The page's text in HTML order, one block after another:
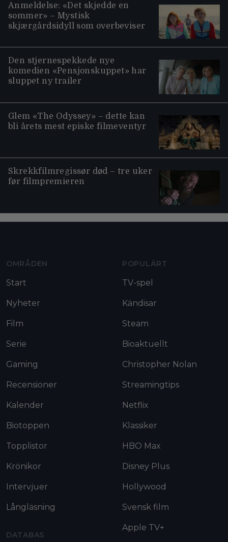
Anmeldelse: «Det skjedde en
sommer» – Mystisk
skjærgårdsidyll som overbeviser
Den stjernespekkede nye
komedien «Pensjonskuppet» har
sluppet ny trailer
Glem «The Odyssey» – dette kan
bli årets mest episke filmeventyr
Skrekkfilmregissør død – tre uker
før filmpremieren
OMRÅDEN
Start
Nyheter
Film
Serie
Gaming
Recensioner
Kalender
Biotoppen
Topplistor
Krönikor
Intervjuer
Långläsning
DATABAS
POPULÄRT
TV-spel
Kändisar
Steam
Bioaktuellt
Christopher Nolan
Streamingtips
Netflix
Klassiker
HBO Max
Disney Plus
Hollywood
Svensk film
Apple TV+